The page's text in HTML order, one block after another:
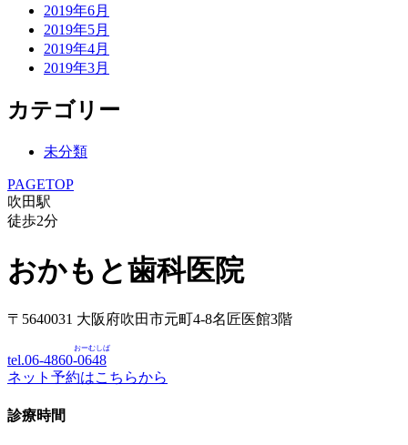
2019年6月
2019年5月
2019年4月
2019年3月
カテゴリー
未分類
PAGETOP
吹田駅
徒歩2分
おかもと歯科医院
〒5640031 大阪府吹田市元町4-8名匠医館3階
tel.06-4860-0648
おーむしば
ネット予約はこちらから
診療時間